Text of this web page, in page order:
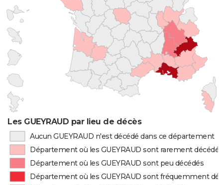
Les GUEYRAUD par lieu de décès
Aucun GUEYRAUD n'est décédé dans ce département
Département où les GUEYRAUD sont rarement décédés
Département où les GUEYRAUD sont peu décédés
Département où les GUEYRAUD sont fréquemment